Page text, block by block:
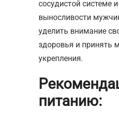
сосудистой системе
выносливости
уделить внимание
здоровья и принять
укрепления.
питанию: